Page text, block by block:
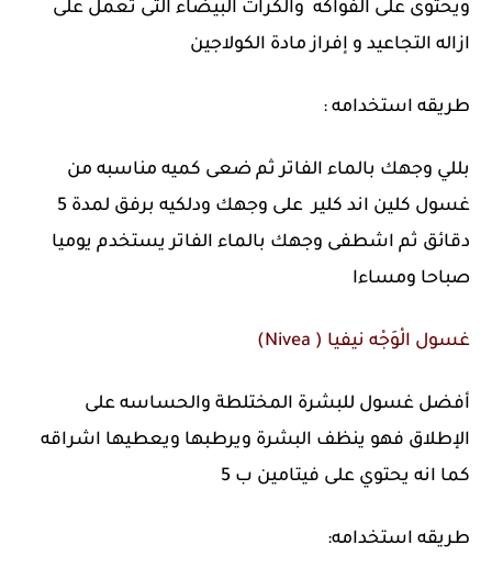
ويحتوى على الفواكه والكرات البيضاء التى تعمل على
ازاله التجاعيد و إفراز مادة الكولاجين
طريقه استخدامه :
بللي وجهك بالماء الفاتر ثم ضعى كميه مناسبه من
غسول كلين اند كلير على وجهك ودلكيه برفق لمدة 5
دقائق ثم اشطفى وجهك بالماء الفاتر يستخدم يوميا
صباحا ومساءا
غسول الْوَجْه نيفيا ( Nivea)
أفضل غسول للبشرة المختلطة والحساسه على
الإطلاق فهو ينظف البشرة ويرطبها ويعطيها اشراقه
كما انه يحتوي على فيتامين ب 5
طريقه استخدامه: